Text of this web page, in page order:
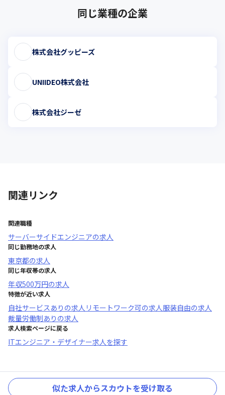
同じ業種の企業
株式会社グッピーズ
UNIIDEO株式会社
株式会社ジーゼ
関連リンク
関連職種
サーバーサイドエンジニアの求人
同じ勤務地の求人
東京都の求人
同じ年収帯の求人
年収500万円の求人
特徴が近い求人
自社サービスあり の求人 リモートワーク可の求人服装自由の求人
裁量労働制あり の求人
求人検索ページに戻る
ITエンジニア・デザイナー求人を探す
似た求人からスカウトを受け取る